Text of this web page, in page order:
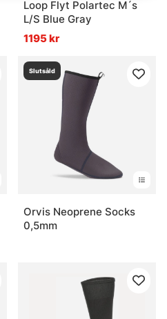
Loop Flyt Polartec M´s
L/S Blue Gray
1195 kr
Slutsåld
Orvis Neoprene Socks
0,5mm